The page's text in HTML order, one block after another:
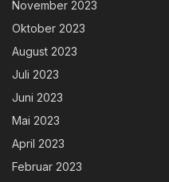
November 2023
Oktober 2023
August 2023
Juli 2023
Juni 2023
Mai 2023
April 2023
Februar 2023